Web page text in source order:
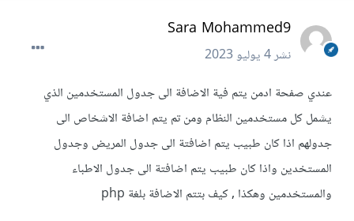
Sara Mohammed9
نشر4 يوليو 2023
عندي صفحة ادمن يتم فية الاضافة الى جدول المستخدمين الذي
يشمل كل مستخدمين النظام ومن تم يتم اضافة الاشخاص الى
جدولهم اذا كان طبيب يتم اضافتة الى جدول المريض وجدول
المستخدين واذا كان طبيب يتم اضافتة الى جدول الاطباء
والمستخدمين وهكذا , كيف بتتم الاضافة بلغة php